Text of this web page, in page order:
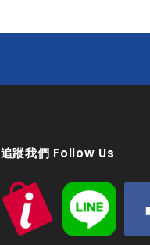
追蹤我們 Follow Us